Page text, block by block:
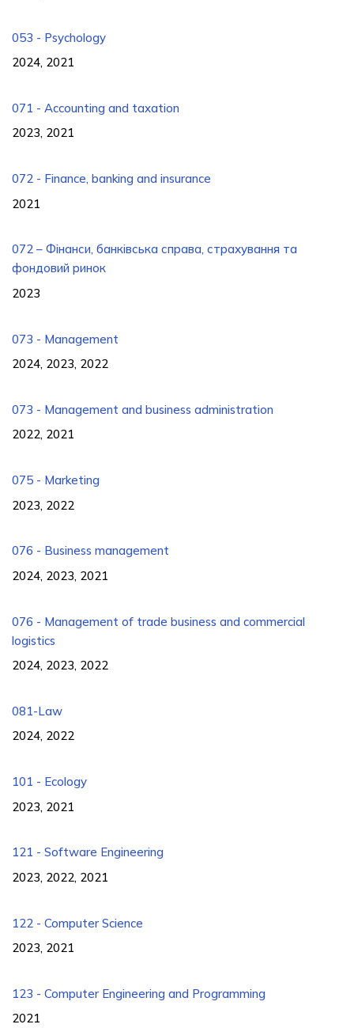
053 - Psychology
2024, 2021
071 - Accounting and taxation
2023, 2021
072 - Finance, banking and insurance
2021
072 – Фінанси, банківська справа, страхування та
фондовий ринок
2023
073 - Management
2024, 2023, 2022
073 - Management and business administration
2022, 2021
075 - Marketing
2023, 2022
076 - Business management
2024, 2023, 2021
076 - Management of trade business and commercial
logistics
2024, 2023, 2022
081-Law
2024, 2022
101 - Ecology
2023, 2021
121 - Software Engineering
2023, 2022, 2021
122 - Computer Science
2023, 2021
123 - Computer Engineering and Programming
2021